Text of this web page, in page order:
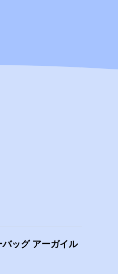
バッグ アーガイル